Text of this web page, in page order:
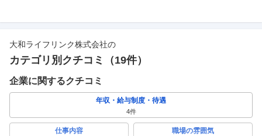
大和ライフリンク株式会社の
カテゴリ別クチコミ（19件）
企業に関するクチコミ
年収・給与制度・待遇
4件
仕事内容 職場の雰囲気